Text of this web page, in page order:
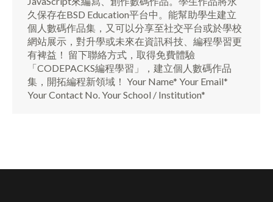
久保存在BSD Education平台中。能幫助學生建立
個人數碼作品集，又可以分享至社交平台或於學校
網站展示，對升學或未來在資訊科技、編程學習更
有裨益！ 留下聯絡方式，取得免費體驗
「CODEPACKS編程學習」，建立個人數碼作品
集，開拓編程新領域！ Your Name* Your Email*
Your Contact No. Your School / Institution*